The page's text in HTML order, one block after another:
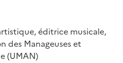
éditrice musicale,
des Manageuses et
(UMAN)